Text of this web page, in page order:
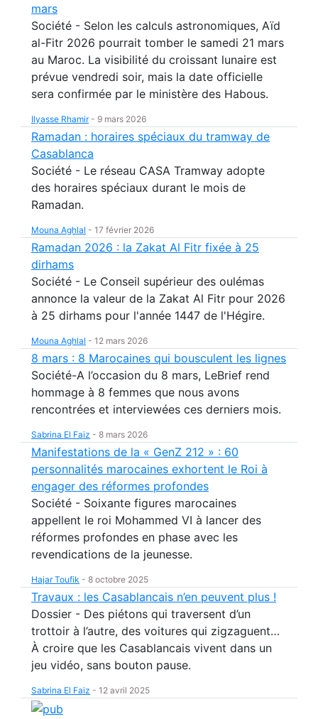
mars
Société - Selon les calculs astronomiques, Aïd
al-Fitr 2026 pourrait tomber le samedi 21 mars
au Maroc. La visibilité du croissant lunaire est
prévue vendredi soir, mais la date officielle
sera confirmée par le ministère des Habous.
Ilyasse Rhamir- 9 mars 2026
Ramadan : horaires spéciaux du tramway de
Casablanca
Société - Le réseau CASA Tramway adopte
des horaires spéciaux durant le mois de
Ramadan.
Mouna Aghlal - 17 février 2026
Ramadan 2026 : la Zakat Al Fitr fixée à 25
dirhams
Société - Le Conseil supérieur des oulémas
annonce la valeur de la Zakat Al Fitr pour 2026
à 25 dirhams pour l'année 1447 de l'Hégire.
Mouna Aghlal - 12 mars 2026
8 mars : 8 Marocaines qui bousculent les lignes
Société-A l’occasion du 8 mars, LeBrief rend
hommage à 8 femmes que nous avons
rencontrées et interviewées ces derniers mois.
Sabrina El Faiz - 8 mars 2026
Manifestations de la « GenZ 212 » : 60
personnalités marocaines exhortent le Roi à
engager des réformes profondes
Société - Soixante figures marocaines
appellent le roi Mohammed VI à lancer des
réformes profondes en phase avec les
revendications de la jeunesse.
Hajar Toufik - 8 octobre 2025
Travaux : les Casablancais n’en peuvent plus !
Dossier - Des piétons qui traversent d’un
trottoir à l’autre, des voitures qui zigzaguent…
À croire que les Casablancais vivent dans un
jeu vidéo, sans bouton pause.
Sabrina El Faiz - 12 avril 2025